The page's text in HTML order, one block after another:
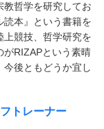
哲学を研究してお
読本』という書籍を
上競技、哲学研究を
がRIZAPという素晴
後ともどうか宜し
トレーナー